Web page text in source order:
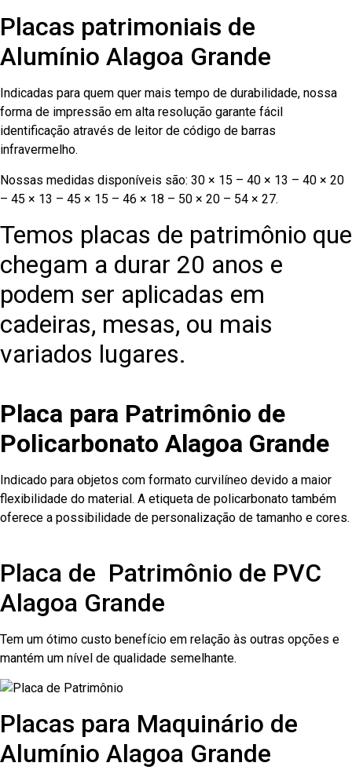
Placas patrimoniais de
Alumínio Alagoa Grande
Indicadas para quem quer mais tempo de durabilidade, nossa
forma de impressão em alta resolução garante fácil
identificação através de leitor de código de barras
infravermelho.
Nossas medidas disponíveis são: 30 × 15 – 40 × 13 – 40 × 20
– 45 × 13 – 45 × 15 – 46 × 18 – 50 × 20 – 54 × 27.
Temos placas de patrimônio que
chegam a durar 20 anos e
podem ser aplicadas em
cadeiras, mesas, ou mais
variados lugares.
Placa para Patrimônio de
Policarbonato Alagoa Grande
Indicado para objetos com formato curvilíneo devido a maior
flexibilidade do material. A etiqueta de policarbonato também
oferece a possibilidade de personalização de tamanho e cores.
Placa de Patrimônio de PVC
Alagoa Grande
Tem um ótimo custo benefício em relação às outras opções e
mantém um nível de qualidade semelhante.
Placas para Maquinário de
Alumínio Alagoa Grande